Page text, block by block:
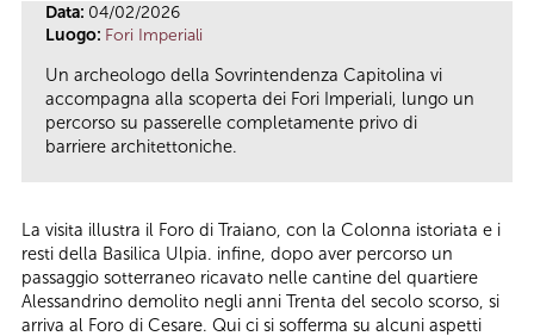
Data: 04/02/2026
Luogo: Fori Imperiali
Un archeologo della Sovrintendenza Capitolina vi
accompagna alla scoperta dei Fori Imperiali, lungo un
percorso su passerelle completamente privo di
barriere architettoniche.
La visita illustra il Foro di Traiano, con la Colonna istoriata e i
resti della Basilica Ulpia. infine, dopo aver percorso un
passaggio sotterraneo ricavato nelle cantine del quartiere
Alessandrino demolito negli anni Trenta del secolo scorso, si
arriva al Foro di Cesare. Qui ci si sofferma su alcuni aspetti